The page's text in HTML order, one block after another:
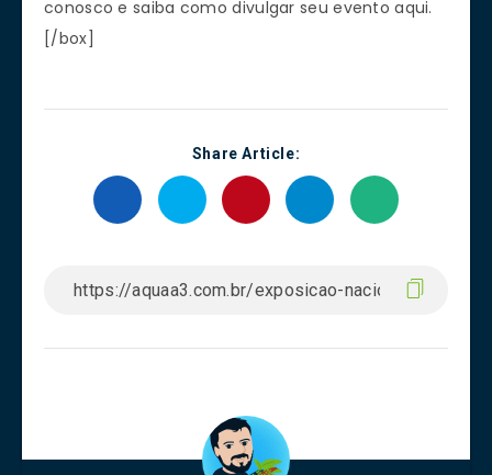
conosco e saiba como divulgar seu evento aqui.
[/box]
Share Article: